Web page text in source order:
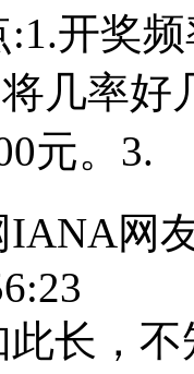
开奖
几率
元。3.
IANA网
，不